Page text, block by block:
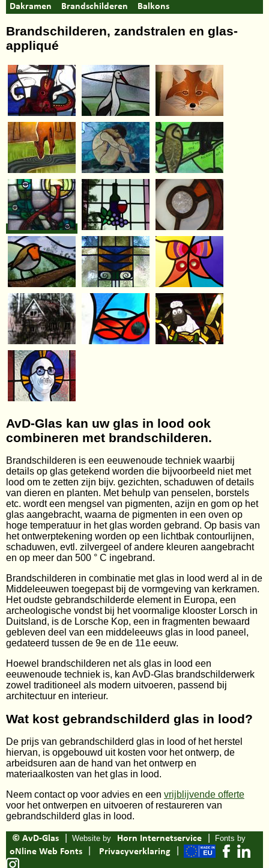
Dakramen
Brandschilderen Balkons
Brandschilderen, zandstralen en glas-
appliqué
AvD-Glas kan uw glas in lood ook
combineren met brandschilderen.
Brandschilderen is een eeuwenoude techniek waarbij
details op glas getekend worden die bijvoorbeeld niet met
lood om te zetten zijn bijv. gezichten, schaduwen of details
van dieren en planten. Met behulp van penselen, borstels
etc. wordt een mengsel van pigmenten, azijn en gom op het
glas aangebracht, waarna de pigmenten in een oven op
hoge temperatuur in het glas worden gebrand. Op basis van
het ontwerptekening worden op een lichtbak contourlijnen,
schaduwen, evtl. zilvergeel of andere kleuren aangebracht
en op meer dan 500 ° C ingebrand.
Brandschilderen in combinatie met glas in lood werd al in de
Middeleeuwen toegepast bij de vormgeving van kerkramen.
Het oudste gebrandschilderde element in Europa, een
archeologische vondst bij het voormalige klooster Lorsch in
Duitsland, is de Lorsche Kop, een in fragmenten bewaard
gebleven deel van een middeleeuws glas in lood paneel,
gedateerd tussen de 9e en de 11e eeuw.
Hoewel brandschilderen net als glas in lood een
eeuwenoude techniek is, kan AvD-Glas brandschilderwerk
zowel traditioneel als modern uitvoeren, passend bij
architectuur en interieur.
Wat kost gebrandschilderd glas in lood?
De prijs van gebrandschilderd glas in lood of het herstel
hiervan, is opgebouwd uit kosten voor het ontwerp, de
arbeidsuren aan de hand van het ontwerp en
materiaalkosten van het glas in lood.
Neem contact op voor advies en een vrijblijvende offerte
voor het ontwerpen en uitvoeren of restaureren van
gebrandschilderd glas in lood.
© AvD-Glas Website by Horn Internetservice Fonts by
oNline Web Fonts Privacyverklaring